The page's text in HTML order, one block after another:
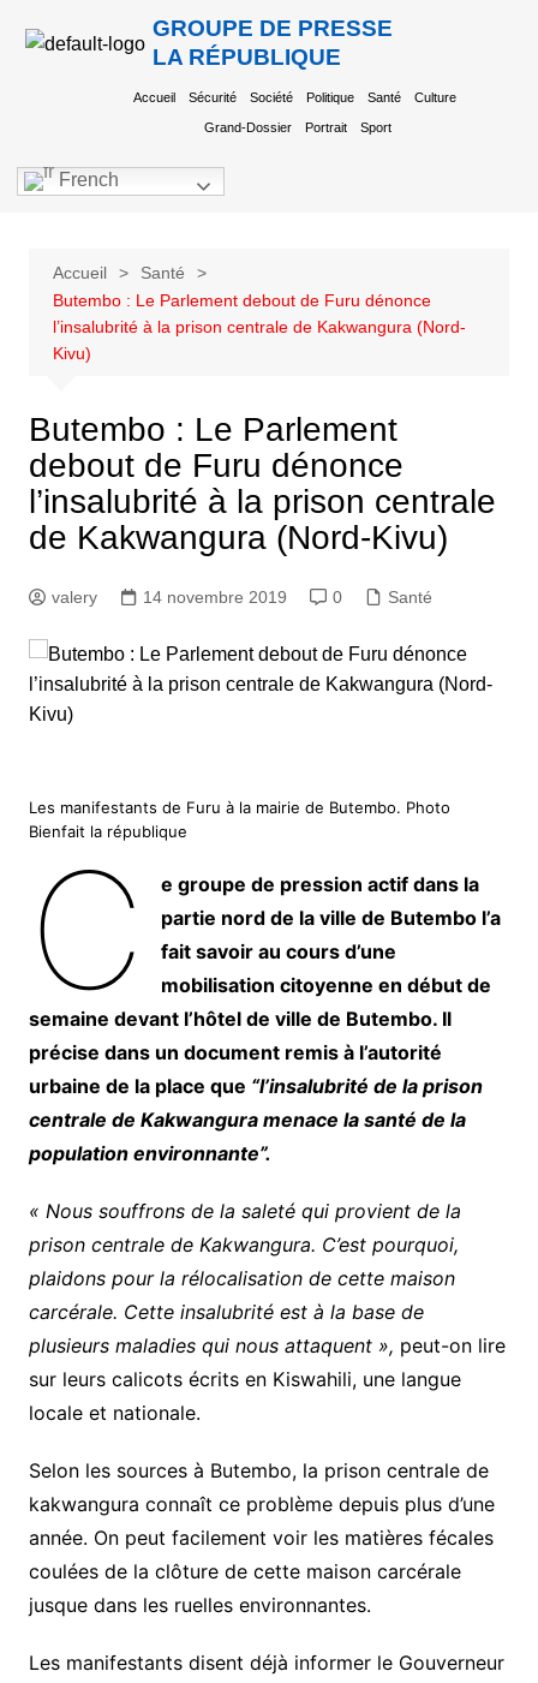
GROUPE DE PRESSE
LA RÉPUBLIQUE
Accueil Sécurité Société Politique Santé Culture
Grand-Dossier Portrait Sport
French
Accueil
Santé
Butembo : Le Parlement debout de Furu dénonce
l’insalubrité à la prison centrale de Kakwangura (Nord-
Kivu)
Butembo : Le Parlement
debout de Furu dénonce
l’insalubrité à la prison centrale
de Kakwangura (Nord-Kivu)
valery 14 novembre 2019 0 Santé
Les manifestants de Furu à la mairie de Butembo. Photo
Bienfait la république
C
e groupe de pression actif dans la
partie nord de la ville de Butembo l’a
fait savoir au cours d’une
mobilisation citoyenne en début de
semaine devant l’hôtel de ville de Butembo. Il
précise dans un document remis à l’autorité
urbaine de la place que “l’insalubrité de la prison
centrale de Kakwangura menace la santé de la
population environnante”.
« Nous souffrons de la saleté qui provient de la
prison centrale de Kakwangura. C’est pourquoi,
plaidons pour la rélocalisation de cette maison
carcérale. Cette insalubrité est à la base de
plusieurs maladies qui nous attaquent », peut-on lire
sur leurs calicots écrits en Kiswahili, une langue
locale et nationale.
Selon les sources à Butembo, la prison centrale de
kakwangura connaît ce problème depuis plus d’une
année. On peut facilement voir les matières fécales
coulées de la clôture de cette maison carcérale
jusque dans les ruelles environnantes.
Les manifestants disent déjà informer le Gouverneur